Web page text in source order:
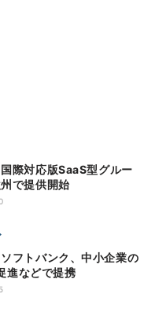
際対応版SaaS型グルー
で提供開始
フトバンク、中小企業の
進などで提携